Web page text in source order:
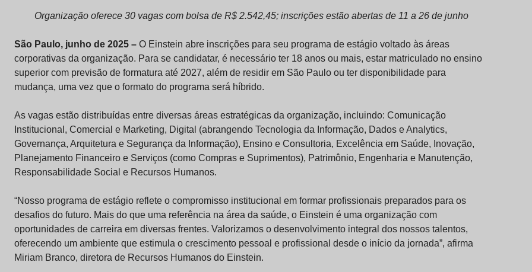
Organização oferece 30 vagas com bolsa de R$ 2.542,45; inscrições estão abertas de 11 a 26 de junho
São Paulo, junho de 2025 – O Einstein abre inscrições para seu programa de estágio voltado às áreas
corporativas da organização. Para se candidatar, é necessário ter 18 anos ou mais, estar matriculado no ensino
superior com previsão de formatura até 2027, além de residir em São Paulo ou ter disponibilidade para
mudança, uma vez que o formato do programa será híbrido.
As vagas estão distribuídas entre diversas áreas estratégicas da organização, incluindo: Comunicação
Institucional, Comercial e Marketing, Digital (abrangendo Tecnologia da Informação, Dados e Analytics,
Governança, Arquitetura e Segurança da Informação), Ensino e Consultoria, Excelência em Saúde, Inovação,
Planejamento Financeiro e Serviços (como Compras e Suprimentos), Patrimônio, Engenharia e Manutenção,
Responsabilidade Social e Recursos Humanos.
“Nosso programa de estágio reflete o compromisso institucional em formar profissionais preparados para os
desafios do futuro. Mais do que uma referência na área da saúde, o Einstein é uma organização com
oportunidades de carreira em diversas frentes. Valorizamos o desenvolvimento integral dos nossos talentos,
oferecendo um ambiente que estimula o crescimento pessoal e profissional desde o início da jornada”, afirma
Miriam Branco, diretora de Recursos Humanos do Einstein.